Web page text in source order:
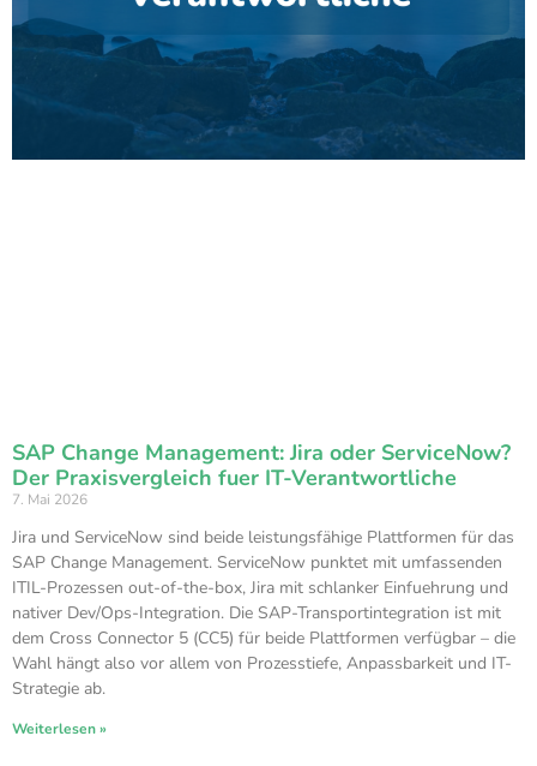
SAP Change Management: Jira oder ServiceNow?
Der Praxisvergleich fuer IT-Verantwortliche
7. Mai 2026
Jira und ServiceNow sind beide leistungsfähige Plattformen für das
SAP Change Management. ServiceNow punktet mit umfassenden
ITIL-Prozessen out-of-the-box, Jira mit schlanker Einfuehrung und
nativer Dev/Ops-Integration. Die SAP-Transportintegration ist mit
dem Cross Connector 5 (CC5) für beide Plattformen verfügbar – die
Wahl hängt also vor allem von Prozesstiefe, Anpassbarkeit und IT-
Strategie ab.
Weiterlesen »